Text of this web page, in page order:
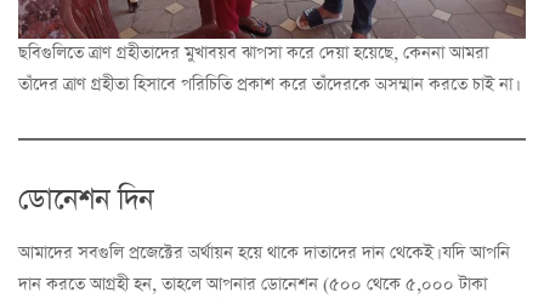
ছবিগুলিতে ত্রাণ গ্রহীতাদের মুখাবয়ব ঝাপসা করে দেয়া হয়েছে, কেননা আমরা
তাঁদের ত্রাণ গ্রহীতা হিসাবে পরিচিতি প্রকাশ করে তাঁদেরকে অসম্মান করতে চাই না।
ডোনেশন দিন
আমাদের সবগুলি প্রজেক্টের অর্থায়ন হয়ে থাকে দাতাদের দান থেকেই। যদি আপনি
দান করতে আগ্রহী হন, তাহলে আপনার ডোনেশন (৫০০ থেকে ৫,০০০ টাকা